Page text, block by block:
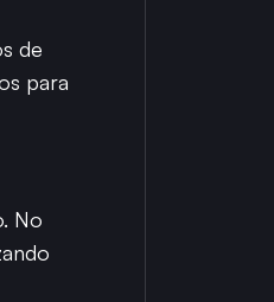
de
para
No